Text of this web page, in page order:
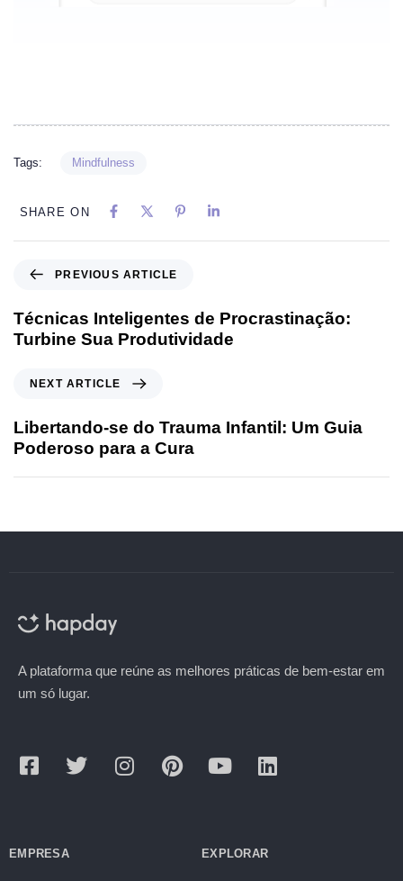
Tags: Mindfulness
SHARE ON
PREVIOUS ARTICLE
Técnicas Inteligentes de Procrastinação:
Turbine Sua Produtividade
NEXT ARTICLE
Libertando-se do Trauma Infantil: Um Guia
Poderoso para a Cura
A plataforma que reúne as melhores práticas de bem-estar em
um só lugar.
EMPRESA EXPLORAR